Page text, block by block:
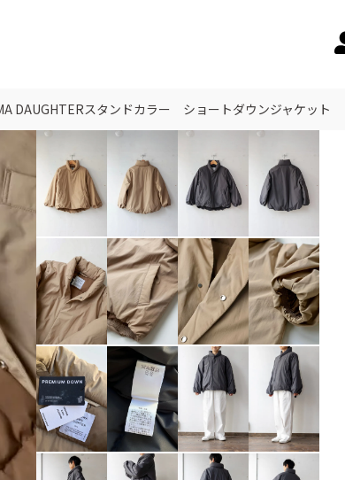
DAUGHTERスタンドカラー ショートダウンジャケット